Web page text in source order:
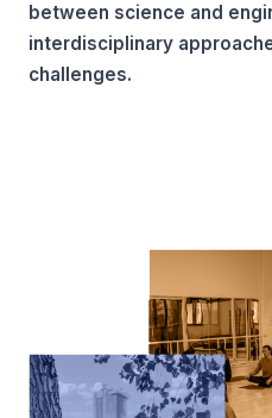
between science and
interdisciplinary
challenges.